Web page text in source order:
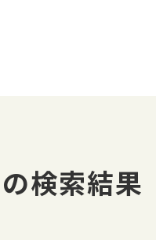
検索結果